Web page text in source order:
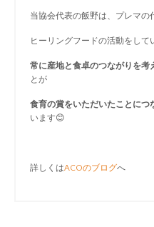
当協会代表の飯野は、プレマの
ヒーリングフードの活動をして
常に産地と食卓のつながりを考
とが
食育の賞をいただいたことにつ
います😊
詳しくはACOのブログへ